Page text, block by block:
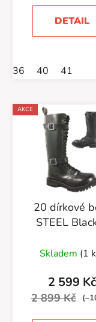
DETAIL
36 40 41
AKCE
20 dírkové
STEEL
Skladem (1
2 599 Kč
2 899 Kč